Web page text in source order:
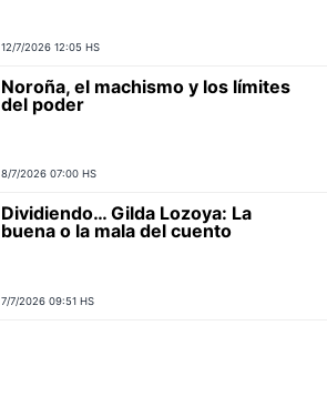
12/7/2026 12:05 HS
Noroña, el machismo y los límites
del poder
8/7/2026 07:00 HS
Dividiendo… Gilda Lozoya: La
buena o la mala del cuento
7/7/2026 09:51 HS